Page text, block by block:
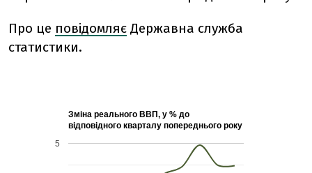
Про це повідомляє Державна служба
статистики.